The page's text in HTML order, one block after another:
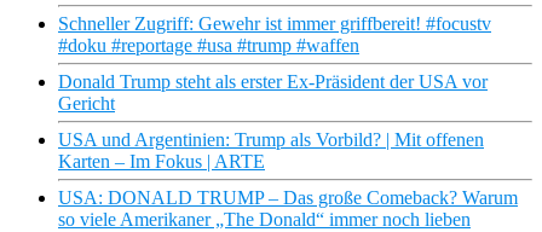
Schneller Zugriff: Gewehr ist immer griffbereit! #focustv
#doku #reportage #usa #trump #waffen
Donald Trump steht als erster Ex-Präsident der USA vor
Gericht
USA und Argentinien: Trump als Vorbild? | Mit offenen
Karten – Im Fokus | ARTE
USA: DONALD TRUMP – Das große Comeback? Warum
so viele Amerikaner „The Donald“ immer noch lieben